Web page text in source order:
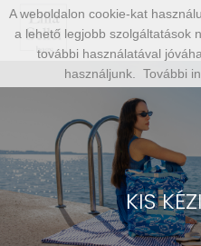
KIS
A weboldalon cookie-kat
a lehető legjobb szolgáltatások
további használatával
használjunk.
További